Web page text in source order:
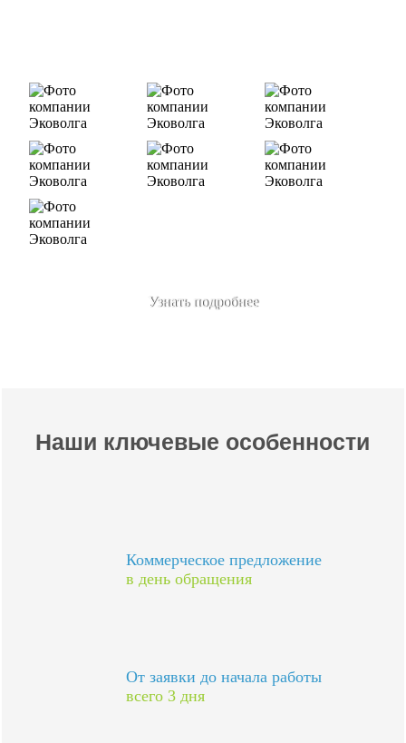
Узнать подробнее
Наши ключевые особенности
Коммерческое предложение
в день обращения
От заявки до начала работы
всего 3 дня